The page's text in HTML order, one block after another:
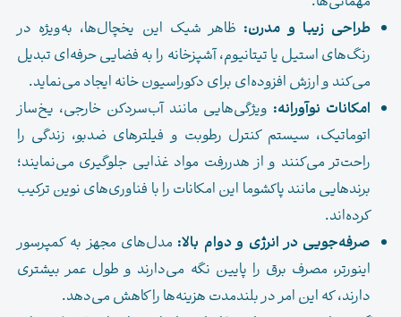
طراحی زیبا و مدرن: ظاهر شیک این یخچال‌ها، به‌ویژه در
رنگ‌های استیل یا تیتانیوم، آشپزخانه را به فضایی حرفه‌ای تبدیل
می‌کند و ارزش افزوده‌ای برای دکوراسیون خانه ایجاد می‌نماید.
امکانات نوآورانه: ویژگی‌هایی مانند آب‌سردکن خارجی، یخ‌ساز
اتوماتیک، سیستم کنترل رطوبت و فیلترهای ضدبو، زندگی را
راحت‌تر می‌کنند و از هدررفت مواد غذایی جلوگیری می‌نمایند؛
برندهایی مانند پاکشوما این امکانات را با فناوری‌های نوین ترکیب
کرده‌اند.
صرفه‌جویی در انرژی و دوام بالا: مدل‌های مجهز به کمپرسور
اینورتر، مصرف برق را پایین نگه می‌دارند و طول عمر بیشتری
دارند، که این امر در بلندمدت هزینه‌ها را کاهش می‌دهد.